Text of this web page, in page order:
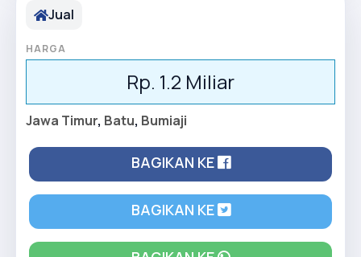
Jual
HARGA
Rp. 1.2 Miliar
Jawa Timur, Batu, Bumiaji
BAGIKAN KE
BAGIKAN KE